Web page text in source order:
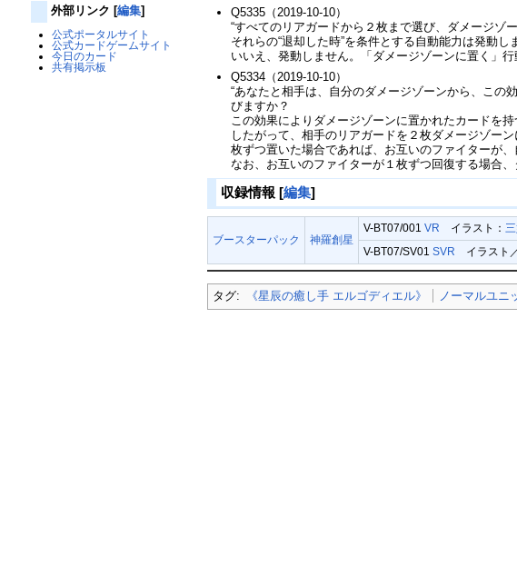
外部リンク [編集]
公式ポータルサイト
公式カードゲームサイト
今日のカード
共有掲示板
Q5335（2019-10-10）
“すべてのリアガードから２枚まで選び、ダメージゾ
それらの“退却した時”を条件とする自動能力は発動し
いいえ、発動しません。「ダメージゾーンに置く」
Q5334（2019-10-10）
“あなたと相手は、自分のダメージゾーンから、この
びますか？
この効果によりダメージゾーンに置かれたカードを
したがって、相手のリアガードを２枚ダメージゾー
枚ずつ置いた場合であれば、お互いのファイターが
なお、お互いのファイターが１枚ずつ回復する場合
収録情報 [編集]
ブースターパック 神羅創星
V-BT07/001VR イラスト：
V-BT07/SV01SVR イラスト
タグ: 《星辰の癒し手 エルゴディエル》 ノーマルユニ